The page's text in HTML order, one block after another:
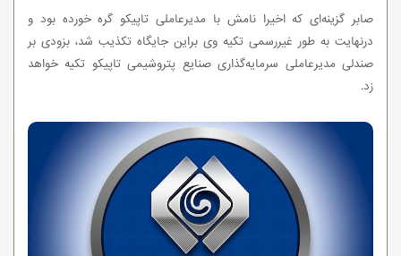
صابر گزینه‌ای که اخیرا نامش با مدیرعاملی تاپیکو گره خورده بود و
درنهایت به طور غیررسمی تکیه وی براین جایگاه تکذیب شد، بزودی بر
صندلی مدیرعاملی سرمایه‌گذاری صنایع پتروشیمی تاپیکو تکیه خواهد
زد.